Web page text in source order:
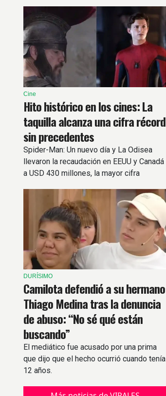
Cine
Hito histórico en los cines: La
taquilla alcanza una cifra récord
sin precedentes
Spider-Man: Un nuevo día y La Odisea
llevaron la recaudación en EEUU y Canadá
a USD 430 millones, la mayor cifra
DURÍSIMO
Camilota defendió a su hermano
Thiago Medina tras la denuncia
de abuso: “No sé qué están
buscando”
El mediático fue acusado por una prima
que dijo que el hecho ocurrió cuando tenía
12 años.